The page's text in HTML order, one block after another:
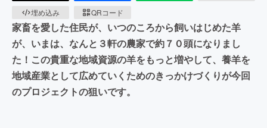
埋め込み
QRコード
家畜を愛した住民が、いつのころから飼いはじめた羊
が、いまは、なんと３軒の農家で約７０頭になりまし
た！この貴重な地域資源の羊をもっと増やして、養羊を
地域産業として広めていくためのきっかけづくりが今回
のプロジェクトの狙いです。